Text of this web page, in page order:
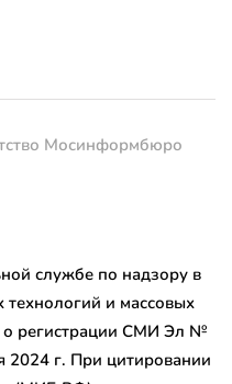
Мосинформбюро
службе по надзору в
и массовых
о регистрации СМИ Эл №
г. При цитировании